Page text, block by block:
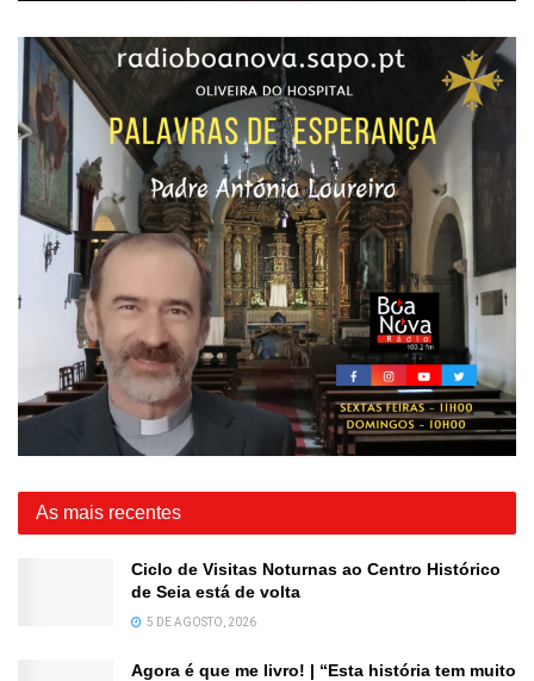
As mais recentes
Ciclo de Visitas Noturnas ao Centro Histórico
de Seia está de volta
5 DE AGOSTO, 2026
Agora é que me livro! | “Esta história tem muito